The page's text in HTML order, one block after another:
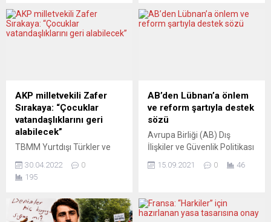
Başbakanı Olaf Scholz,
cumhurbaşkanlığı seçiminin
Erdoğan’ı telefonla arayarak
tebrik etti. Alman hükümeti
tarafından yapılan
açıklamaya göre Scholz
olan...
göre yaklaşık 70 bin kişi
toplandı. Protestocular,
merkez sağ hükümetini
istifaya çağırdılar.
HOSPODÁŘSKÉ NOVİNY
KORKUSU TETİKLENİYOR
Hospodářské noviny,...
AKP milletvekili Zafer
Sırakaya: “Çocuklar
vatandaşlıklarını geri
alabilecek”
TBMM Yurtdışı Türkler ve
Komisyonu Başkanı Zafer
Sırakaya yurtdışındaki Türk
düzenlemenin daha
hizmete sunulması ile ilgili
30.04.2022
0
195
AB’den Lübnan’a önlem
ve reform şartıyla destek
sözü
Avrupa Birliği (AB) Dış
İlişkiler ve Güvenlik Politikası
Borrell, Lübnan’daki yeni
koşuluyla AB’nin bu ülkeye
destek taahhüdünü yineledi.
15.09.2021 0 46